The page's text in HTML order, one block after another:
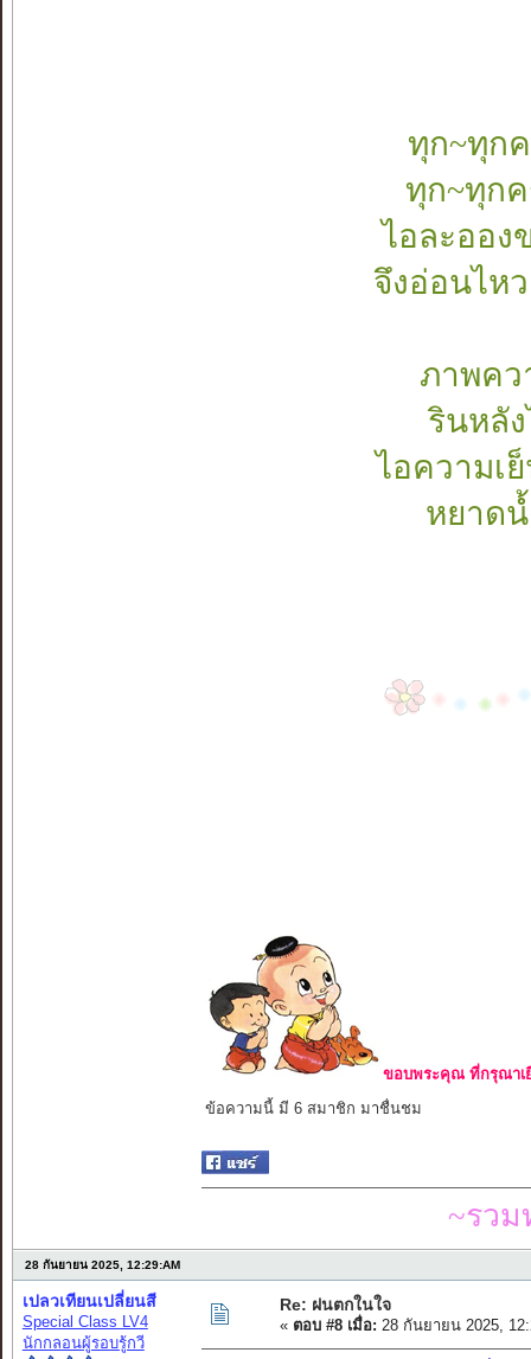
ทุก~ทุก
ทุก~ทุก
ไอละออง
จึงอ่อนไห
ภาพคว
รินหลั
ไอความเ
หยาดน้
ขอบพระคุณ ที่กรุณาเ
ข้อความนี้ มี 6 สมาชิก มาชื่นชม
~รว
28 กันยายน 2025, 12:29:AM
เปลวเทียนเปลี่ยนสี
Special Class LV4
นักกลอนผู้รอบรู้กวี
Re: ฝนตกในใจ
« ตอบ #8 เมื่อ: 28 กันยายน 2025,